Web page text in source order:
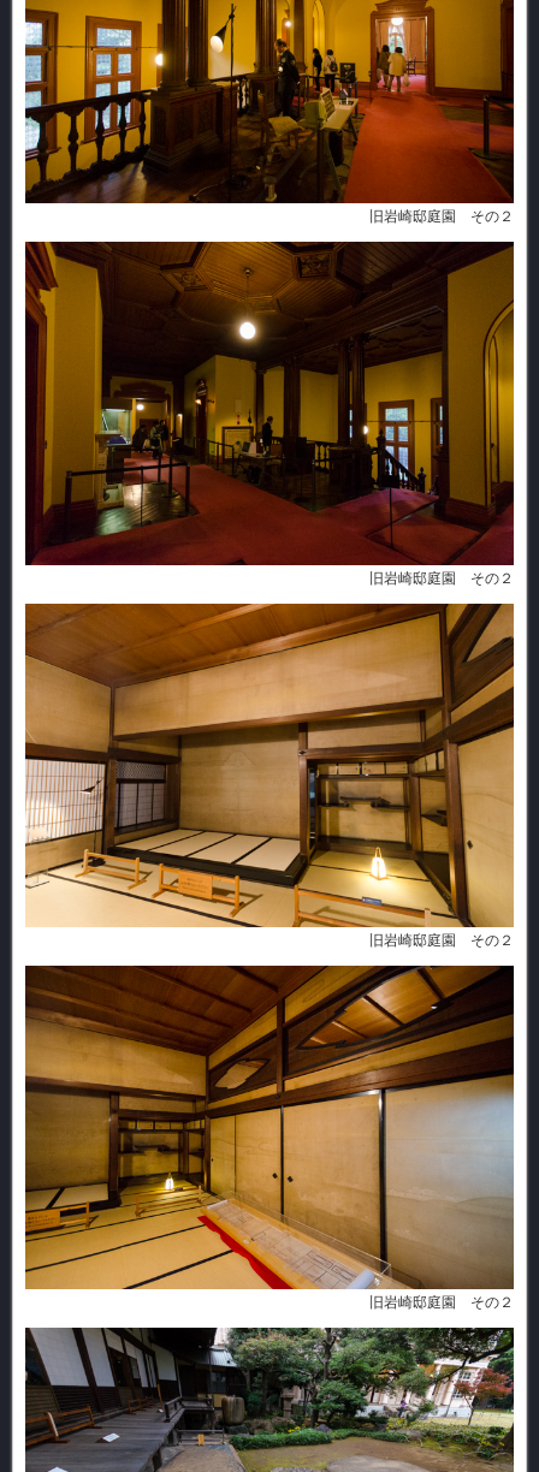
旧岩崎邸庭園 その２
旧岩崎邸庭園 その２
旧岩崎邸庭園 その２
旧岩崎邸庭園 その２